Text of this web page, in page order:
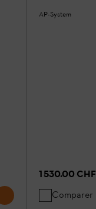
AP-System
1 530.00 CHF
Comparer